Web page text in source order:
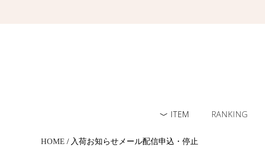
ITEM RANKING
HOME / 入荷お知らせメール配信申込・停止